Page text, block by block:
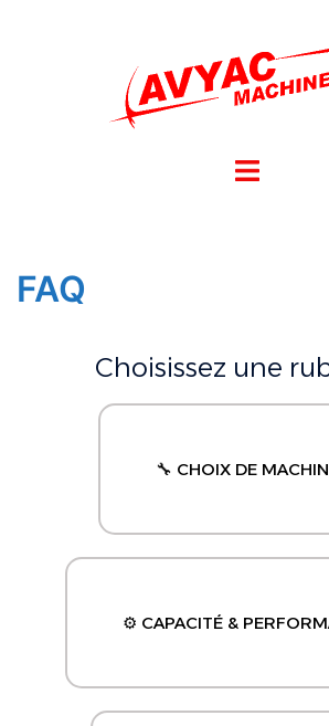
FAQ
Choisissez une
🔧 CHOIX DE
⚙️ CAPACITÉ &